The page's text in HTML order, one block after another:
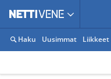
Haku Uusimmat Liikkeet